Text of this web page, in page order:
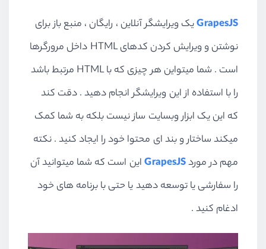
GrapesJSیک ویرایشگر آنلاین ، رایگان ، منبع باز برای
نوشتن و ویرایش کردن کدهای HTML داخل مرورگرها
است . شما میتواین هر چیزی که با HTML مرتبط باشد
را با استفاده از این ویرایشگر انجام دهید . دقت کند
که این یک ابزار وبسایت ساز نیست بلکه به شما کمک
میکند ساختار و بند ای محتوا خود را ایجاد کنید . نکته
مهم در موردGrapesJSاین است که شما میتوانید آن
را سفارشی یا توسعه دهید یا حتی با برنامه های خود
ادغام کنید .